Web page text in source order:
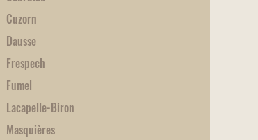
Cuzorn
Dausse
Frespech
Fumel
Lacapelle-Biron
Masquières